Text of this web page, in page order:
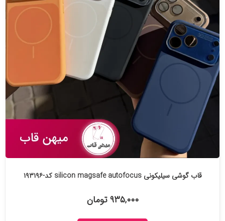
قاب گوشی سیلیکونی silicon magsafe autofocus کد-۱۹۳۱۹۶
۹۳۵,۰۰۰ تومان